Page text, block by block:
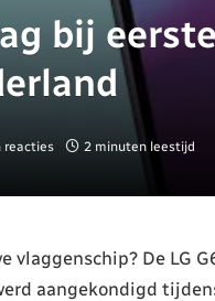
bij
reacties 2 minuten leestijd
vlaggenschip? De LG
aangekondigd